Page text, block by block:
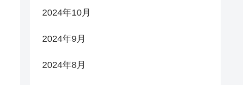
2024年10月
2024年9月
2024年8月